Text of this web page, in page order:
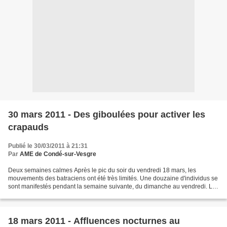
30 mars 2011 - Des giboulées pour activer les
crapauds
Publié le 30/03/2011 à 21:31
Par AME de Condé-sur-Vesgre
Deux semaines calmes Après le pic du soir du vendredi 18 mars, les
mouvements des batraciens ont été très limités. Une douzaine d'individus se
sont manifestés pendant la semaine suivante, du dimanche au vendredi. Le
18 mars 2011 - Affluences nocturnes au